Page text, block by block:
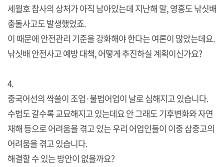
세월호 참사의 상처가 아직 남아있는데 지난해 말, 영흥도 낚싯배
충돌사고도 발생했었죠.
이 때문에 안전관리 기준을 강화해야 한다는 여론이 많았는데요.
낚싯배 안전사고 예방 대책, 어떻게 추진하실 계획이신가요?
4.
중국어선의 싹쓸이 조업·불법어업이 날로 심해지고 있습니다.
수법도 갈수록 교묘해지고 있는데요 안 그래도 기후변화와 자연
재해 등으로 어려움을 겪고 있는 우리 어업인들이 이중 삼중고의
어려움을 겪고 있습니다.
해결할 수 있는 방안이 없을까요?